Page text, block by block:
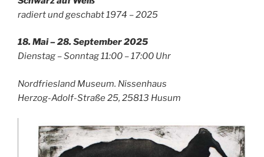
radiert und geschabt 1974 – 2025
18. Mai – 28. September 2025
Dienstag – Sonntag 11:00 – 17:00 Uhr
Nordfriesland Museum. Nissenhaus
Herzog-Adolf-Straße 25, 25813 Husum